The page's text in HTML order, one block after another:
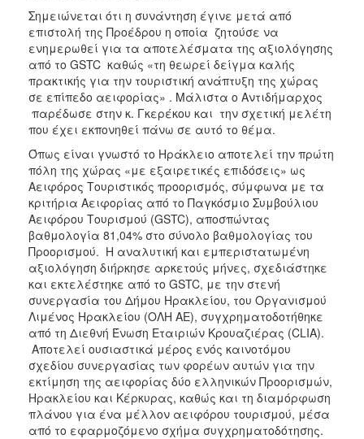
Σημειώνεται ότι η συνάντηση έγινε μετά από
επιστολή της Προέδρου η οποία ζητούσε να
ενημερωθεί για τα αποτελέσματα της αξιολόγησης
από το GSTC καθώς «τη θεωρεί δείγμα καλής
πρακτικής για την τουριστική ανάπτυξη της χώρας
σε επίπεδο αειφορίας» . Μάλιστα ο Αντιδήμαρχος
παρέδωσε στην κ. Γκερέκου και την σχετική μελέτη
που έχει εκπονηθεί πάνω σε αυτό το θέμα.
Όπως είναι γνωστό το Ηράκλειο αποτελεί την πρώτη
πόλη της χώρας «με εξαιρετικές επιδόσεις» ως
Αειφόρος Τουριστικός προορισμός, σύμφωνα με τα
κριτήρια Αειφορίας από το Παγκόσμιο Συμβούλιου
Αειφόρου Τουρισμού (GSTC), αποσπώντας
βαθμολογία 81,04% στο σύνολο βαθμολογίας του
Προορισμού. Η αναλυτική και εμπεριστατωμένη
αξιολόγηση διήρκησε αρκετούς μήνες, σχεδιάστηκε
και εκτελέστηκε από το GSTC, με την στενή
συνεργασία του Δήμου Ηρακλείου, του Οργανισμού
Λιμένος Ηρακλείου (ΟΛΗ ΑΕ), συγχρηματοδοτήθηκε
από τη Διεθνή Ένωση Εταιριών Κρουαζιέρας (CLIA).
Αποτελεί ουσιαστικά μέρος ενός καινοτόμου
σχεδίου συνεργασίας των φορέων αυτών για την
εκτίμηση της αειφορίας δύο ελληνικών Προορισμών,
Ηρακλείου και Κέρκυρας, καθώς και τη διαμόρφωση
πλάνου για ένα μέλλον αειφόρου τουρισμού, μέσα
από το εφαρμοζόμενο σχήμα συγχρηματοδότησης.